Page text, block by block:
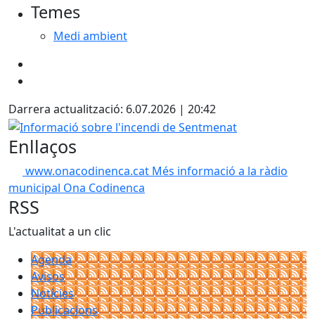
Temes
Medi ambient
Darrera actualització: 6.07.2026 | 20:42
Informació sobre l'incendi de Sentmenat
Enllaços
www.onacodinenca.cat Més informació a la ràdio
municipal Ona Codinenca
RSS
L'actualitat a un clic
Agenda
Avisos
Notícies
Publicacions